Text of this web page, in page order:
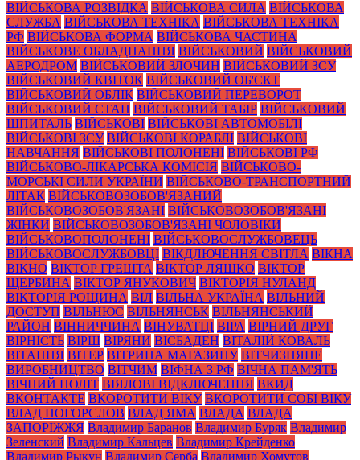
ВІЙСЬКОВА РОЗВІДКА ВІЙСЬКОВА СИЛА ВІЙСЬКОВА
СЛУЖБА ВІЙСЬКОВА ТЕХНІКА ВІЙСЬКОВА ТЕХНІКА
РФ ВІЙСЬКОВА ФОРМА ВІЙСЬКОВА ЧАСТИНА
ВІЙСЬКОВЕ ОБЛАДНАННЯ ВІЙСЬКОВИЙ ВІЙСЬКОВИЙ
АЕРОДРОМ ВІЙСЬКОВИЙ ЗЛОЧИН ВІЙСЬКОВИЙ ЗСУ
ВІЙСЬКОВИЙ КВІТОК ВІЙСЬКОВИЙ ОБ'ЄКТ
ВІЙСЬКОВИЙ ОБЛІК ВІЙСЬКОВИЙ ПЕРЕВОРОТ
ВІЙСЬКОВИЙ СТАН ВІЙСЬКОВИЙ ТАБІР ВІЙСЬКОВИЙ
ШПИТАЛЬ ВІЙСЬКОВІ ВІЙСЬКОВІ АВТОМОБІЛІ
ВІЙСЬКОВІ ЗСУ ВІЙСЬКОВІ КОРАБЛІ ВІЙСЬКОВІ
НАВЧАННЯ ВІЙСЬКОВІ ПОЛОНЕНІ ВІЙСЬКОВІ РФ
ВІЙСЬКОВО-ЛІКАРСЬКА КОМІСІЯ ВІЙСЬКОВО-
МОРСЬКІ СИЛИ УКРАЇНИ ВІЙСЬКОВО-ТРАНСПОРТНИЙ
ЛІТАК ВІЙСЬКОВОЗОБОВ'ЯЗАНИЙ
ВІЙСЬКОВОЗОБОВ'ЯЗАНІ ВІЙСЬКОВОЗОБОВ'ЯЗАНІ
ЖІНКИ ВІЙСЬКОВОЗОБОВ'ЯЗАНІ ЧОЛОВІКИ
ВІЙСЬКОВОПОЛОНЕНІ ВІЙСЬКОВОСЛУЖБОВЕЦЬ
ВІЙСЬКОВОСЛУЖБОВЦІ ВІКДЛЮЧЕННЯ СВІТЛА ВІКНА
ВІКНО ВІКТОР ГРЕШТА ВІКТОР ЛЯШКО ВІКТОР
ЩЕРБИНА ВІКТОР ЯНУКОВИЧ ВІКТОРІЯ НУЛАНД
ВІКТОРІЯ РОЩИНА ВІЛ ВІЛЬНА УКРАЇНА ВІЛЬНИЙ
ДОСТУП ВІЛЬНЮС ВІЛЬНЯНСЬК ВІЛЬНЯНСЬКИЙ
РАЙОН ВІННИЧЧИНА ВІНУВАТЦІ ВІРА ВІРНИЙ ДРУГ
ВІРНІСТЬ ВІРШ ВІРЯНИ ВІСБАДЕН ВІТАЛІЙ КОВАЛЬ
ВІТАННЯ ВІТЕР ВІТРИНА МАГАЗИНУ ВІТЧИЗНЯНЕ
ВИРОБНИЦТВО ВІТЧИМ ВІФНА З РФ ВІЧНА ПАМ'ЯТЬ
ВІЧНИЙ ПОЛІТ ВІЯЛОВІ ВІДКЛЮЧЕННЯ ВКИД
ВКОНТАКТЕ ВКОРОТИТИ ВІКУ ВКОРОТИТИ СОБІ ВІКУ
ВЛАД ПОГОРЄЛОВ ВЛАД ЯМА ВЛАДА ВЛАДА
ЗАПОРІЖЖЯ Владимир Баранов Владимир Буряк Владимир
Зеленский Владимир Кальцев Владимир Крейденко
Владимир Рыкун Владимир Серба Владимир Хомутов